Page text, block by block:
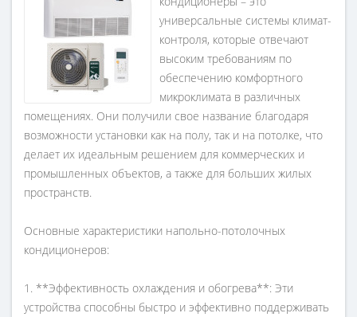
универсальные системы климат-
контроля, которые отвечают
высоким требованиям по
обеспечению комфортного
микроклимата в различных
помещениях. Они получили свое название благодаря
возможности установки как на полу, так и на потолке, что
делает их идеальным решением для коммерческих и
промышленных объектов, а также для больших жилых
пространств.
Основные характеристики напольно-потолочных
кондиционеров:
1. **Эффективность охлаждения и обогрева**: Эти
устройства способны быстро и эффективно поддерживать